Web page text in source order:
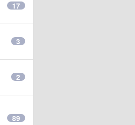
17
3
2
89